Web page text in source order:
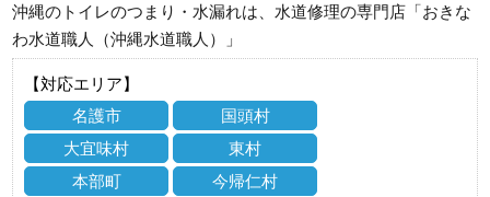
沖縄のトイレのつまり・水漏れは、水道修理の専門店「おきな
わ水道職人（沖縄水道職人）」
【対応エリア】
名護市
国頭村
大宜味村
東村
本部町
今帰仁村